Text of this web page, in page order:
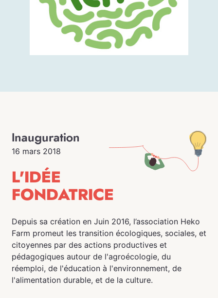
Inauguration
16 mars 2018
L'IDÉE
FONDATRICE
Depuis sa création en Juin 2016, l’association Heko
Farm promeut les transition écologiques, sociales, et
citoyennes par des actions productives et
pédagogiques autour de l'agroécologie, du
réemploi, de l'éducation à l'environnement, de
l'alimentation durable, et de la culture.